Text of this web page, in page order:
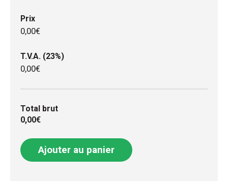
Prix
0,00€
T.V.A. (23%)
0,00€
Total brut
0,00€
Ajouter au panier